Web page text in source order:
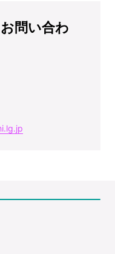
問い合わ